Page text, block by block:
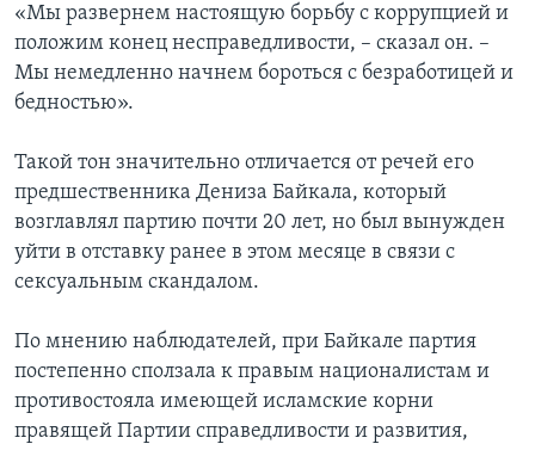
«Мы развернем настоящую борьбу с коррупцией и
положим конец несправедливости, – сказал он. –
Мы немедленно начнем бороться с безработицей и
бедностью».
Такой тон значительно отличается от речей его
предшественника Дениза Байкала, который
возглавлял партию почти 20 лет, но был вынужден
уйти в отставку ранее в этом месяце в связи с
сексуальным скандалом.
По мнению наблюдателей, при Байкале партия
постепенно сползала к правым националистам и
противостояла имеющей исламские корни
правящей Партии справедливости и развития,